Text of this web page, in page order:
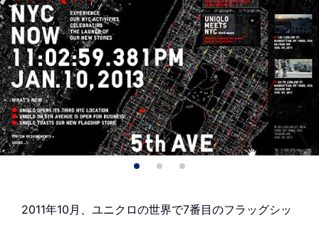
2011年10月、ユニクロの世界で7番目のフラッグシッ